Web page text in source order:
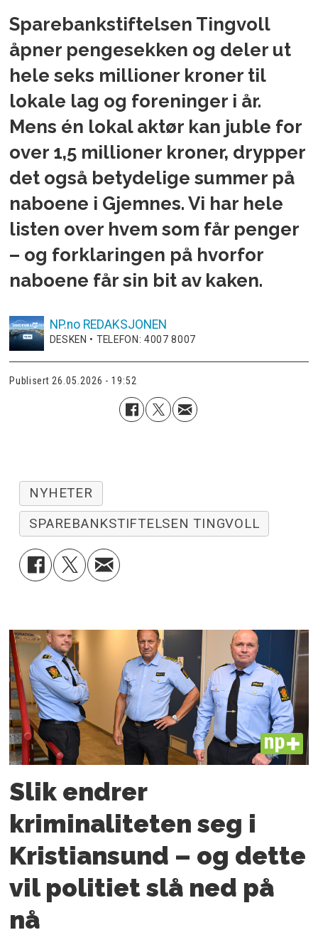
Sparebankstiftelsen Tingvoll
åpner pengesekken og deler ut
hele seks millioner kroner til
lokale lag og foreninger i år.
Mens én lokal aktør kan juble for
over 1,5 millioner kroner, drypper
det også betydelige summer på
naboene i Gjemnes. Vi har hele
listen over hvem som får penger
– og forklaringen på hvorfor
naboene får sin bit av kaken.
NP.no REDAKSJONEN
DESKEN • TELEFON: 4007 8007
Publisert 26.05.2026 - 19:52
NYHETER
SPAREBANKSTIFTELSEN TINGVOLL
PLUS
Slik endrer
kriminaliteten seg i
Kristiansund – og dette
vil politiet slå ned på
nå